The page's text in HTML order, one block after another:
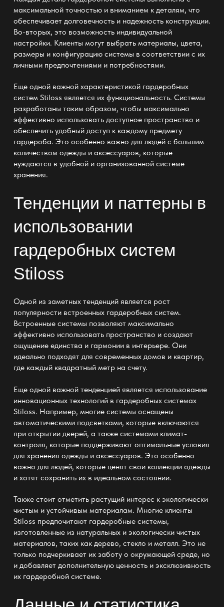
максимальной точностью и вниманием к деталям, что
обеспечивает долговечность и надежность конструкции.
Во-вторых, это возможность индивидуальной
настройки. Клиенты могут выбрать материалы, цвета,
размеры и конфигурацию системы в соответствии с их
личными предпочтениями и потребностями.
Еще одной важной характеристикой гардеробных
систем Stiloss является их функциональность. Системы
разработаны таким образом, чтобы максимально
эффективно использовать доступное пространство и
обеспечить удобный доступ к каждому предмету
гардероба. Это особенно важно для людей с большим
количеством одежды и аксессуаров, которые
нуждаются в удобной и организованной системе
хранения.
Тенденции и паттерны в
использовании
гардеробных систем
Stiloss
Одной из заметных тенденций является рост
популярности встроенных гардеробных систем.
Встроенные системы позволяют максимально
эффективно использовать пространство и создают
ощущение единства и гармонии в интерьере. Они
идеально подходят для современных домов и квартир,
где каждый квадратный метр на счету.
Еще одной важной тенденцией является использование
инновационных технологий в гардеробных системах
Stiloss. Например, многие системы оснащены
автоматическими подсветками, которые включаются
при открытии дверей, а также системами климат-
контроля, которые поддерживают оптимальные условия
для хранения одежды и аксессуаров. Это особенно
важно для людей, которые ценят свои коллекции одежды
и хотят сохранить их в идеальном состоянии.
Также стоит отметить растущий интерес к экологически
чистым и устойчивым материалам. Многие клиенты
Stiloss предпочитают гардеробные системы,
изготовленные из натуральных и экологически чистых
материалов, таких как дерево, стекло и металл. Это не
только подчеркивает их заботу о окружающей среде, но
и добавляет дополнительную ценность и эксклюзивность
их гардеробной системе.